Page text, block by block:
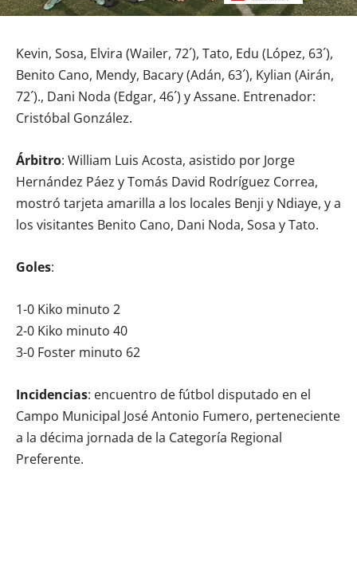
Kevin, Sosa, Elvira (Wailer, 72´), Tato, Edu (López, 63´),
Benito Cano, Mendy, Bacary (Adán, 63´), Kylian (Airán,
72´)., Dani Noda (Edgar, 46´) y Assane. Entrenador:
Cristóbal González.
Árbitro: William Luis Acosta, asistido por Jorge
Hernández Páez y Tomás David Rodríguez Correa,
mostró tarjeta amarilla a los locales Benji y Ndiaye, y a
los visitantes Benito Cano, Dani Noda, Sosa y Tato.
Goles:
1-0 Kiko minuto 2
2-0 Kiko minuto 40
3-0 Foster minuto 62
Incidencias: encuentro de fútbol disputado en el
Campo Municipal José Antonio Fumero, perteneciente
a la décima jornada de la Categoría Regional
Preferente.